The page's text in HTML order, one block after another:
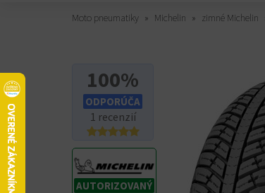
Moto pneumatiky Michelin zimné Michelin
100%
ODPORÚČA
1 recenzií
AUTORIZOVANÝ